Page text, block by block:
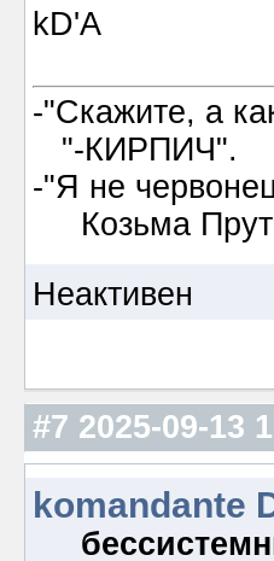
kD'A
-"Скажите, а
"-КИРПИЧ".
-"Я не
Козьма
Неактивен
#7 2025-09-13
komandante